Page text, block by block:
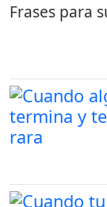
Frases para